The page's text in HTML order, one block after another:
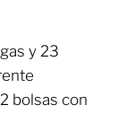
y 23
bolsas con